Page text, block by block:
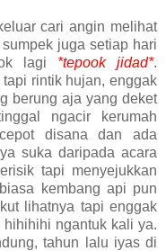
cari angin melihat
juga setiap hari
lagi *tepook jidad*.
rintik hujan, enggak
berung aja yang deket
ngacir kerumah
disana dan ada
suka daripada acara
tapi menyejukkan
kembang api pun
lihatnya tapi enggak
ngantuk kali ya.
tahun lalu iyas di